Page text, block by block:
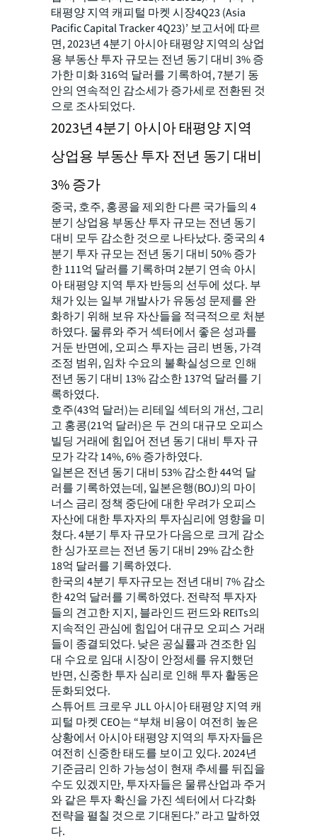
태평양 지역 캐피털 마켓 시장4Q23 (Asia
Pacific Capital Tracker 4Q23)’ 보고서에 따르
면, 2023년 4분기 아시아 태평양 지역의 상업
용 부동산 투자 규모는 전년 동기 대비 3% 증
가한 미화 316억 달러를 기록하여, 7분기 동
안의 연속적인 감소세가 증가세로 전환된 것
으로 조사되었다.
2023년 4분기 아시아 태평양 지역
상업용 부동산 투자 전년 동기 대비
3% 증가
중국, 호주, 홍콩을 제외한 다른 국가들의 4
분기 상업용 부동산 투자 규모는 전년 동기
대비 모두 감소한 것으로 나타났다. 중국의 4
분기 투자 규모는 전년 동기 대비 50% 증가
한 111억 달러를 기록하며 2분기 연속 아시
아 태평양 지역 투자 반등의 선두에 섰다. 부
채가 있는 일부 개발사가 유동성 문제를 완
화하기 위해 보유 자산들을 적극적으로 처분
하였다. 물류와 주거 섹터에서 좋은 성과를
거둔 반면에, 오피스 투자는 금리 변동, 가격
조정 범위, 임차 수요의 불확실성으로 인해
전년 동기 대비 13% 감소한 137억 달러를 기
록하였다.
호주(43억 달러)는 리테일 섹터의 개선, 그리
고 홍콩(21억 달러)은 두 건의 대규모 오피스
빌딩 거래에 힘입어 전년 동기 대비 투자 규
모가 각각 14%, 6% 증가하였다.
일본은 전년 동기 대비 53% 감소한 44억 달
러를 기록하였는데, 일본은행(BOJ)의 마이
너스 금리 정책 중단에 대한 우려가 오피스
자산에 대한 투자자의 투자심리에 영향을 미
쳤다. 4분기 투자 규모가 다음으로 크게 감소
한 싱가포르는 전년 동기 대비 29% 감소한
18억 달러를 기록하였다.
한국의 4분기 투자규모는 전년 대비 7% 감소
한 42억 달러를 기록하였다. 전략적 투자자
들의 견고한 지지, 블라인드 펀드와 REITs의
지속적인 관심에 힘입어 대규모 오피스 거래
들이 종결되었다. 낮은 공실률과 견조한 임
대 수요로 임대 시장이 안정세를 유지했던
반면, 신중한 투자 심리로 인해 투자 활동은
둔화되었다.
스튜어트 크로우 JLL 아시아 태평양 지역 캐
피털 마켓 CEO는 “부채 비용이 여전히 높은
상황에서 아시아 태평양 지역의 투자자들은
여전히 신중한 태도를 보이고 있다. 2024년
기준금리 인하 가능성이 현재 추세를 뒤집을
수도 있겠지만, 투자자들은 물류산업과 주거
와 같은 투자 확신을 가진 섹터에서 다각화
전략을 펼칠 것으로 기대된다.” 라고 말하였
다.